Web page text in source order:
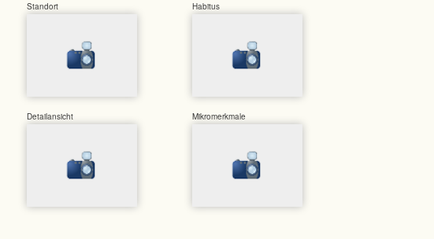
Standort Habitus
Detailansicht Mikromerkmale